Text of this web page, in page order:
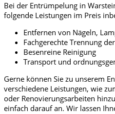
Bei der Entrümpelung in
folgende Leistungen im Preis
Entfernen von Nägeln,
Fachgerechte Trennung
Besenreine Reinigung
Transport und
Gerne können Sie zu unserem
verschiedene Leistungen, wie
oder Renovierungsarbeiten
einfach darauf an. Wir lassen